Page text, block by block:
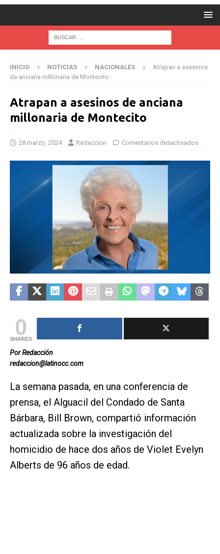
INICIO NOTICIAS NACIONALES
Atrapan a asesinos
de anciana millonaria de Montecito
Atrapan a asesinos de anciana
millonaria de Montecito
28 marzo, 2024 Redaccion Comentarios desactivados
0
SHARES
Por Redacción
redaccion@latinocc.com
La semana pasada, en una conferencia de
prensa, el Alguacil del Condado de Santa
Bárbara, Bill Brown, compartió información
actualizada sobre la investigación del
homicidio de hace dos años de Violet Evelyn
Alberts de 96 años de edad.